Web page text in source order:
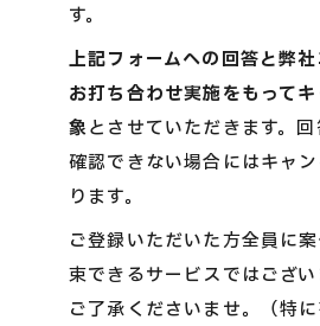
す。
上記フォームへの回答と弊
お打ち合わせ実施をもって
象とさせていただきます。
確認できない場合にはキャ
ります。
ご登録いただいた方全員に
束できるサービスではござ
ご了承くださいませ。（特